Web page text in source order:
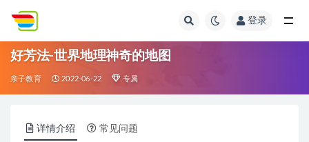
登录
好芳法-世界地理神奇的地图
亲子教育 2022-06-22 专属
详情介绍 常见问题